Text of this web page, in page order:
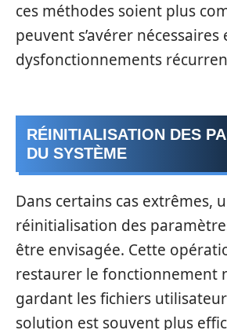
ces méthodes soient plus
peuvent s’avérer nécessaires
dysfonctionnements
RÉINITIALISATION DES
DU SYSTÈME
Dans certains cas extrêmes,
réinitialisation des
être envisagée. Cette
restaurer le fonctionnement
gardant les fichiers
solution est souvent plus